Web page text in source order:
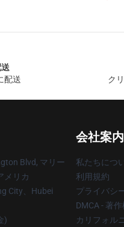
配送
ク
Blvd, マリー
メリカ
City、Hubei
)
会社案内
私たちにつ
利用規約
プライバシ
DMCA - 著
カリフォル